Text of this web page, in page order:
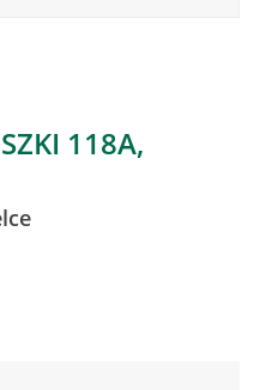
118A,